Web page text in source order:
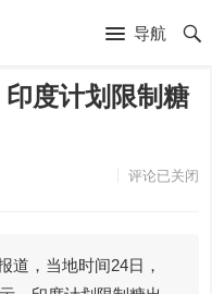
导航
度计划限制糖
评论已关闭
，当地时间24日，